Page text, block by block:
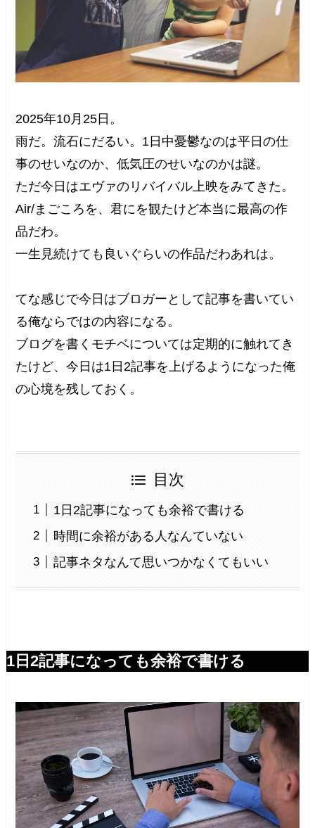
2025年10月25日。
雨だ。流石にだるい。1日中憂鬱なのは平日の仕
事のせいなのか、低気圧のせいなのかは謎。
ただ今日はエヴァのリバイバル上映をみてきた。
Air/まごころを、君にを観たけど本当に最高の作
品だわ。
一生見続けても良いぐらいの作品だわあれは。
てな感じで今日はブロガーとして記事を書いてい
る俺ならではの内容になる。
ブログを書くモチベについては定期的に触れてき
たけど、今日は1日2記事を上げるようになった俺
の心境を残しておく。
目次
1日2記事になっても余裕で書ける
時間に余裕がある人なんていない
記事ネタなんて思いつかなくてもいい
1日2記事になっても余裕で書ける